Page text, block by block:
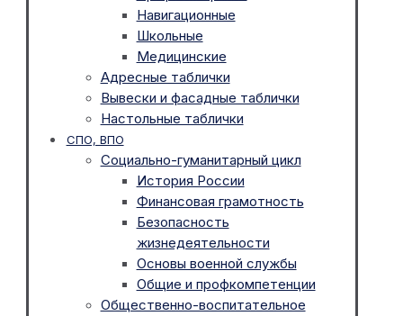
Навигационные
Школьные
Медицинские
Адресные таблички
Вывески и фасадные таблички
Настольные таблички
СПО, ВПО
Социально-гуманитарный цикл
История России
Финансовая грамотность
Безопасность
жизнедеятельности
Основы военной службы
Общие и профкомпетенции
Общественно-воспитательное